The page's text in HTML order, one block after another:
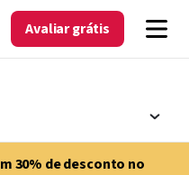
Avaliar grátis
30% de desconto no